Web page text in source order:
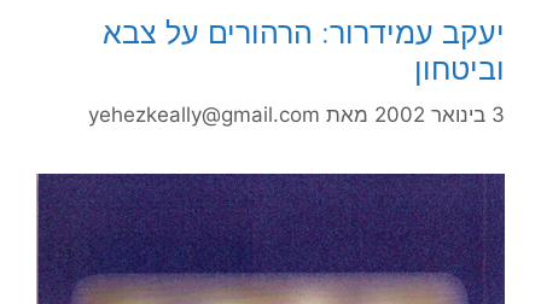
יעקב עמידרור: הרהורים על צבא
וביטחון
3 בינואר 2002 מאת yehezkeally@gmail.com